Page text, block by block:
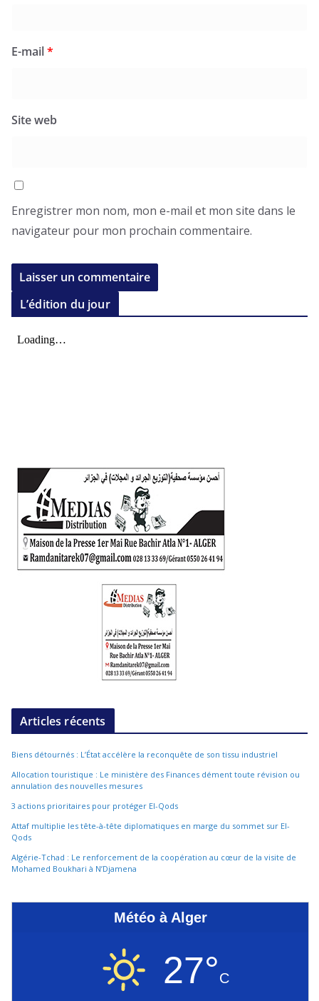
E-mail*
Site web
Enregistrer mon nom, mon e-mail et mon site dans le
navigateur pour mon prochain commentaire.
L’édition du jour
Articles récents
Biens détournés : L’État accélère la reconquête de son tissu industriel
Allocation touristique : Le ministère des Finances dément toute révision ou
annulation des nouvelles mesures
3 actions prioritaires pour protéger El-Qods
Attaf multiplie les tête-à-tête diplomatiques en marge du sommet sur El-
Qods
Algérie-Tchad : Le renforcement de la coopération au cœur de la visite de
Mohamed Boukhari à N’Djamena
Météo à Alger
27°C